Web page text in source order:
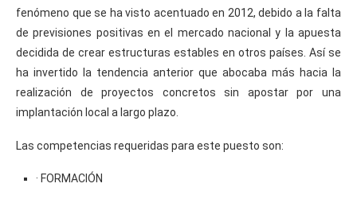
fenómeno que se ha visto acentuado en 2012, debido a la falta
de previsiones positivas en el mercado nacional y la apuesta
decidida de crear estructuras estables en otros países. Así se
ha invertido la tendencia anterior que abocaba más hacia la
realización de proyectos concretos sin apostar por una
implantación local a largo plazo.
Las competencias requeridas para este puesto son:
· FORMACIÓN